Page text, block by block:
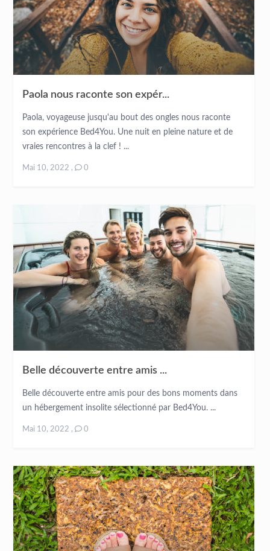
Paola nous raconte son expér...
Paola, voyageuse jusqu'au bout des ongles nous raconte
son expérience Bed4You. Une nuit en pleine nature et de
vraies rencontres à la clef ! ...
Mai 10, 2022 , 0
Belle découverte entre amis ...
Belle découverte entre amis pour des bons moments dans
un hébergement insolite sélectionné par Bed4You. ...
Mai 10, 2022 , 0